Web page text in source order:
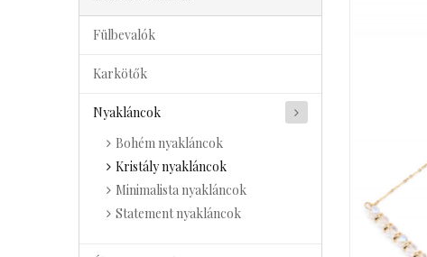
Fülbevalók
Karkötők
Nyakláncok
Bohém nyakláncok
Kristály nyakláncok
Minimalista nyakláncok
Statement nyakláncok